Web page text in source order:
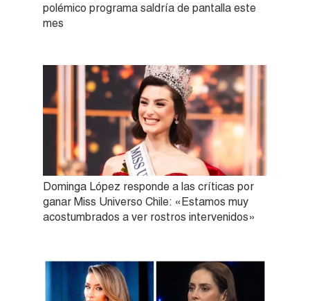
polémico programa saldría de pantalla este
mes
Dominga López responde a las críticas por
ganar Miss Universo Chile: «Estamos muy
acostumbrados a ver rostros intervenidos»